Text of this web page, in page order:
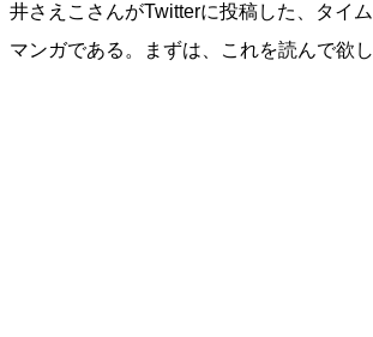
井さえこさんがTwitterに投稿した、タイ
マンガである。まずは、これを読んで欲し